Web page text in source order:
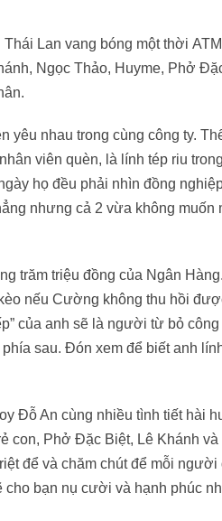
Lan vang bóng một thời
Ngọc Thảo, Huyme, Phở
yêu nhau trong cùng công ty.
viên quèn, là lính tép riu
họ đều phải nhìn đồng
nhưng cả 2 vừa không muốn
trăm triệu đồng của Ngân Hàng.
nếu Cường không thu hồi
của anh sẽ là người từ bỏ
sau. Đón xem để biết anh
Đỗ An cùng nhiều tình tiết hài
con, Phở Đặc Biệt, Lê Khánh và
để và chăm chút để mỗi người
cho bạn nụ cười và hạnh phúc